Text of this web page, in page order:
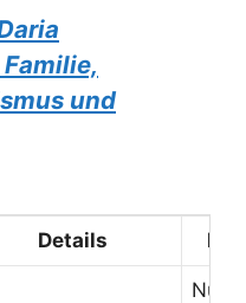
und
Details
Nur